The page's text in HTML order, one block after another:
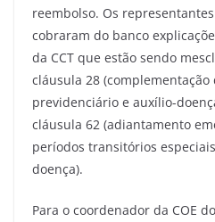
reembolso. Os
cobraram do banco
da CCT que estão sendo
cláusula 28
previdenciário e auxílio-
cláusula 62 (adiantamento
períodos transitórios
doença).
Para o coordenador da COE